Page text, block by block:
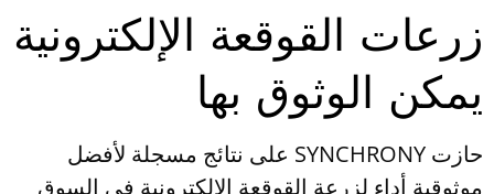
زرعات القوقعة الإلكترونية
يمكن الوثوق بها
حازت SYNCHRONY على نتائج مسجلة لأفضل
موثوقية أداء لزرعة القوقعة الإلكترونية في السوق